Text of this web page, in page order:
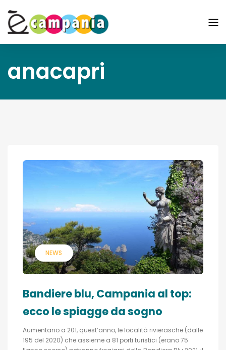
anacapri
NEWS
Bandiere blu, Campania al top:
ecco le spiagge da sogno
Aumentano a 201, quest’anno, le località rivierasche (dalle
195 del 2020) che assieme a 81 porti turistici (erano 75